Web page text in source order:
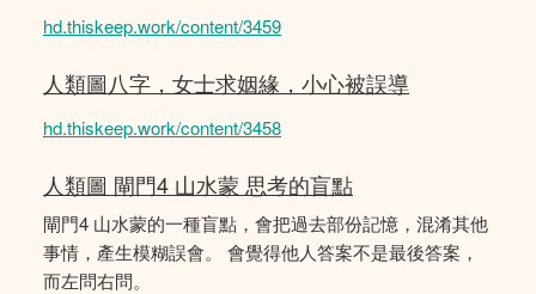
hd.thiskeep.work/content/3459
人類圖八字，女士求姻緣，小心被誤導
hd.thiskeep.work/content/3458
人類圖 閘門4 山水蒙 思考的盲點
閘門4 山水蒙的一種盲點，會把過去部份記憶，混淆其他
事情，產生模糊誤會。 會覺得他人答案不是最後答案，
而左問右問。